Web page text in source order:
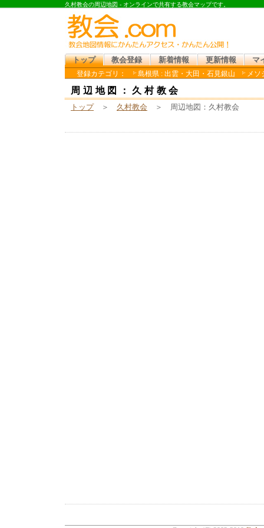
久村教会の周辺地図 - オンラインで共有する教会マップです。
トップ 教会登録 新着情報 更新情報
マ
登録カテゴリ：
島根県 : 出雲・大田・石見銀山 メソ
周辺地図：久村教会
トップ ＞ 久村教会 ＞ 周辺地図：久村教会